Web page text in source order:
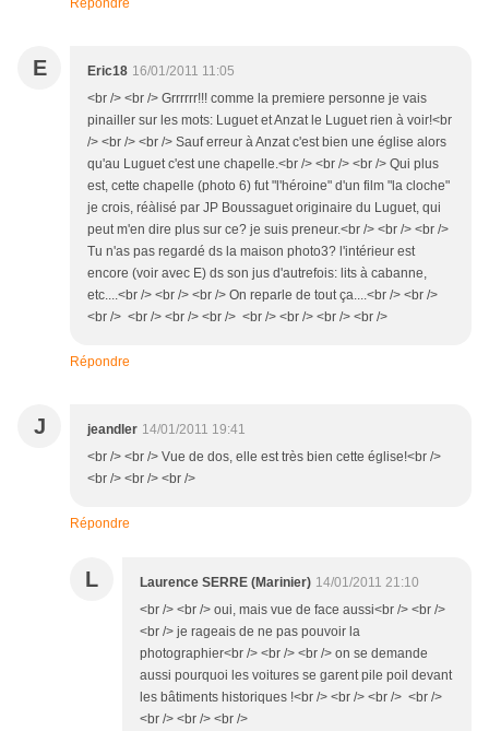
Répondre
E Eric18 16/01/2011 11:05
<br /> <br /> Grrrrrr!!! comme la premiere personne je vais
pinailler sur les mots: Luguet et Anzat le Luguet rien à voir!<br
/> <br /> <br /> Sauf erreur à Anzat c'est bien une église alors
qu'au Luguet c'est une chapelle.<br /> <br /> <br /> Qui plus
est, cette chapelle (photo 6) fut "l'héroine" d'un film "la cloche"
je crois, réàlisé par JP Boussaguet originaire du Luguet, qui
peut m'en dire plus sur ce? je suis preneur.<br /> <br /> <br />
Tu n'as pas regardé ds la maison photo3? l'intérieur est
encore (voir avec E) ds son jus d'autrefois: lits à cabanne,
etc....<br /> <br /> <br /> On reparle de tout ça....<br /> <br />
<br /> <br /> <br /> <br /> <br /> <br /> <br /> <br />
Répondre
J jeandler 14/01/2011 19:41
<br /> <br /> Vue de dos, elle est très bien cette église!<br />
<br /> <br /> <br />
Répondre
L Laurence SERRE (Marinier) 14/01/2011 21:10
<br /> <br /> oui, mais vue de face aussi<br /> <br />
<br /> je rageais de ne pas pouvoir la
photographier<br /> <br /> <br /> on se demande
aussi pourquoi les voitures se garent pile poil devant
les bâtiments historiques !<br /> <br /> <br /> <br />
<br /> <br /> <br />